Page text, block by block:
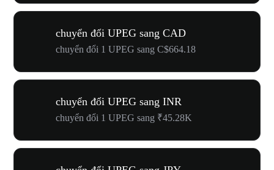
chuyển đổi UPEG sang CAD
chuyển đổi 1 UPEG sang C$664.18
chuyển đổi UPEG sang INR
chuyển đổi 1 UPEG sang ₹45.28K